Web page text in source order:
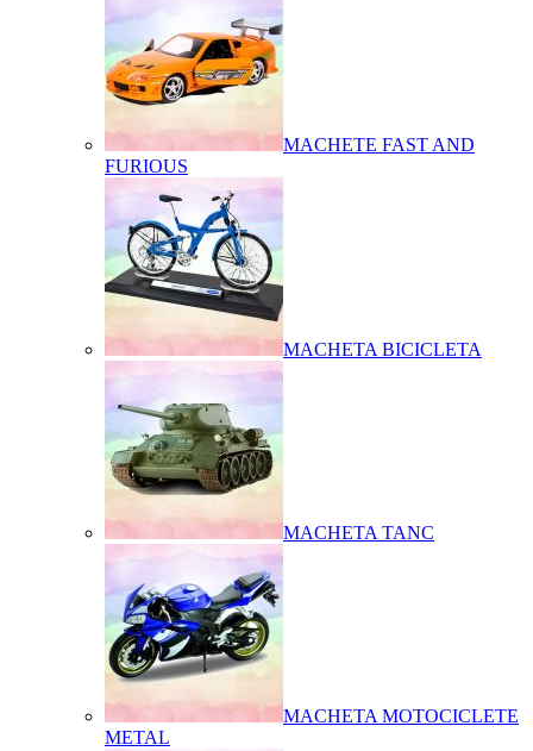
MACHETE FAST AND
FURIOUS
MACHETA BICICLETA
MACHETA TANC
MACHETA MOTOCICLETE
METAL